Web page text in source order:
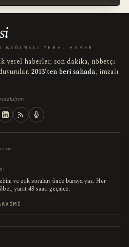
BAĞIMSIZ YEREL HABER
yerel haberler, son dakika, nöbetçi
2013'ten beri sahada, imzalı
yüz
ve etik soruları önce buraya yaz. Her
yanıt 48 saati geçmez.